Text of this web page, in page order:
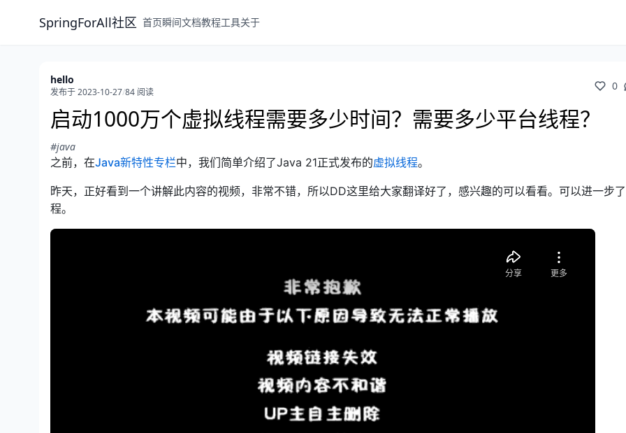
SpringForAll社区 首页瞬间文档教程工具关于
hello
发布于 2023-10-27/84 阅读 0
启动1000万个虚拟线程需要多少时间？需要多少平台线程？
#java
之前，在Java新特性专栏open in new window
中，我们简单介绍了Java 21正式发布的虚拟线程open in new window
。
昨天，正好看到一个讲解此内容的视频，非常不错，所以DD这里给大家翻译好了，感兴趣的可以看看。可以进一步
程。
A BiliBili video